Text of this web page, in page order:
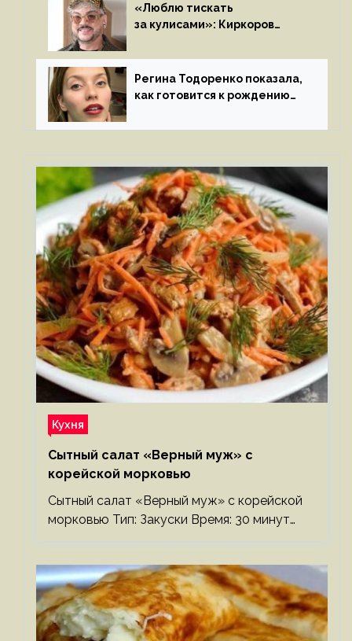
«Люблю тискать
за кулисами»: Киркоров
к молодой особе
Регина Тодоренко показала,
как готовится к рождению
Кухня
Сытный салат «Верный муж» с
корейской морковью
Сытный салат «Верный муж» с корейской
морковью Тип: Закуски Время: 30 минут…